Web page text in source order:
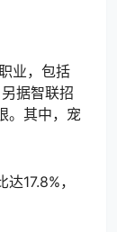
业，包括
据智联招
。其中，宠
17.8%，